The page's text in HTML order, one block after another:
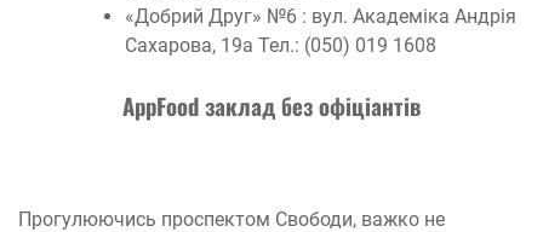
«Добрий Друг» №6 : вул. Академіка Андрія
Сахарова, 19а Тел.: (050) 019 1608
AppFood заклад без офіціантів
Прогулюючись проспектом Свободи, важко не